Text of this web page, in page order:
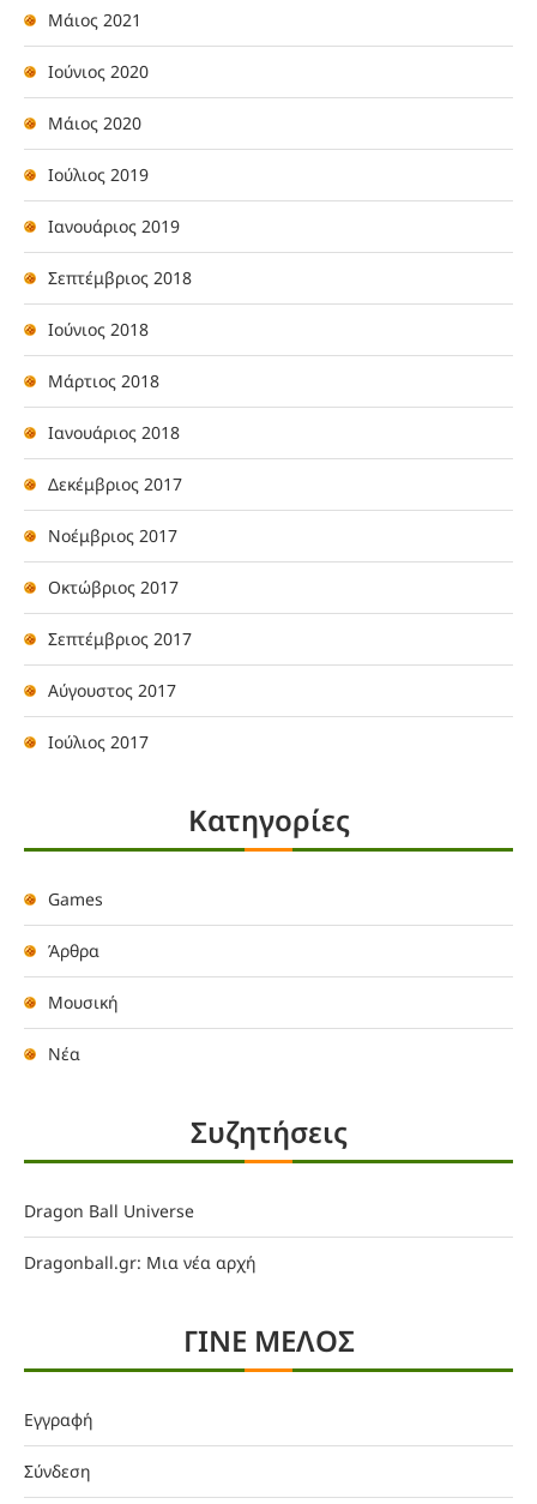
Μάιος 2021
Ιούνιος 2020
Μάιος 2020
Ιούλιος 2019
Ιανουάριος 2019
Σεπτέμβριος 2018
Ιούνιος 2018
Μάρτιος 2018
Ιανουάριος 2018
Δεκέμβριος 2017
Νοέμβριος 2017
Οκτώβριος 2017
Σεπτέμβριος 2017
Αύγουστος 2017
Ιούλιος 2017
Kατηγορίες
Games
Άρθρα
Μουσική
Νέα
Συζητήσεις
Dragon Ball Universe
Dragonball.gr: Μια νέα αρχή
ΓΙΝΕ ΜΕΛΟΣ
Εγγραφή
Σύνδεση